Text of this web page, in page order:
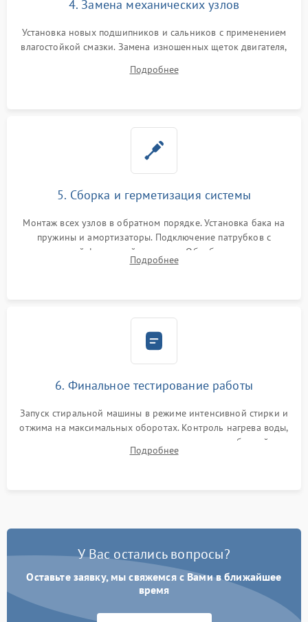
4. Замена механических узлов
Установка новых подшипников и сальников с применением
влагостойкой смазки. Замена изношенных щеток двигателя,
или поврежденной резиновой манжеты.
Подробнее
5. Сборка и герметизация системы
Монтаж всех узлов в обратном порядке. Установка бака на
пружины и амортизаторы. Подключение патрубков с
надежной фиксацией хомутами. Обработка стыков
герметиком для предотвращения возможных протечек воды.
Подробнее
6. Финальное тестирование работы
Запуск стиральной машины в режиме интенсивной стирки и
отжима на максимальных оборотах. Контроль нагрева воды,
корректности слива, отсутствия излишних вибраций,
посторонних стуков и протечек под корпусом.
Подробнее
У Вас остались вопросы?
Оставьте заявку, мы свяжемся с Вами в ближайшее
время